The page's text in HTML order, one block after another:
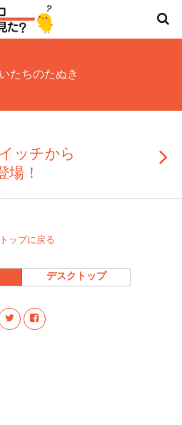
たちのたぬき
ッチから
場！
トップに戻る
デスクトップ